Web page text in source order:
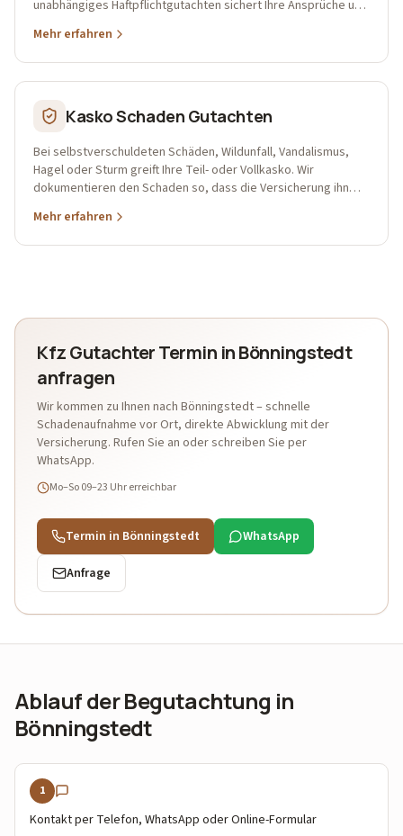
unabhängiges Haftpflichtgutachten sichert Ihre Ansprüche und
ansetzt.
Mehr erfahren
Kasko Schaden Gutachten
Bei selbstverschuldeten Schäden, Wildunfall, Vandalismus,
Hagel oder Sturm greift Ihre Teil- oder Vollkasko. Wir
dokumentieren den Schaden so, dass die Versicherung ihn
Mehr erfahren
Kfz Gutachter Termin in Bönningstedt
anfragen
Wir kommen zu Ihnen nach Bönningstedt – schnelle
Schadenaufnahme vor Ort, direkte Abwicklung mit der
Versicherung. Rufen Sie an oder schreiben Sie per
WhatsApp.
Mo–So 09–23 Uhrerreichbar
Termin in Bönningstedt WhatsApp
Anfrage
Ablauf der Begutachtung in
Bönningstedt
1
Kontakt per Telefon, WhatsApp oder Online-Formular